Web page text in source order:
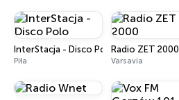
InterStacja - Disco Polo
Piła
Radio ZET 2000
Varsavia